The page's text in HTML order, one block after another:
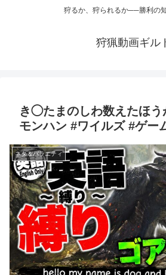
狩るか、狩られるか──勝利の
狩猟動画ギル
き◯たまのしわ数えたほう
モンハン #ワイルズ #ゲー
ネタ＆バラエティ